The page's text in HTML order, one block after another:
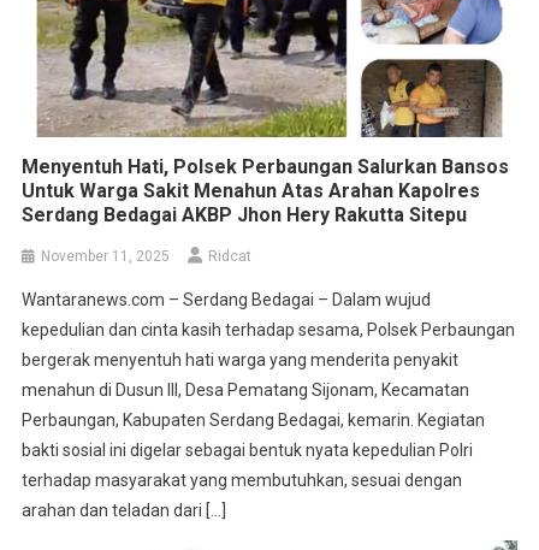
Menyentuh Hati, Polsek Perbaungan Salurkan Bansos
Untuk Warga Sakit Menahun Atas Arahan Kapolres
Serdang Bedagai AKBP Jhon Hery Rakutta Sitepu
November 11, 2025 Ridcat
Wantaranews.com – Serdang Bedagai – Dalam wujud
kepedulian dan cinta kasih terhadap sesama, Polsek Perbaungan
bergerak menyentuh hati warga yang menderita penyakit
menahun di Dusun III, Desa Pematang Sijonam, Kecamatan
Perbaungan, Kabupaten Serdang Bedagai, kemarin. Kegiatan
bakti sosial ini digelar sebagai bentuk nyata kepedulian Polri
terhadap masyarakat yang membutuhkan, sesuai dengan
arahan dan teladan dari […]